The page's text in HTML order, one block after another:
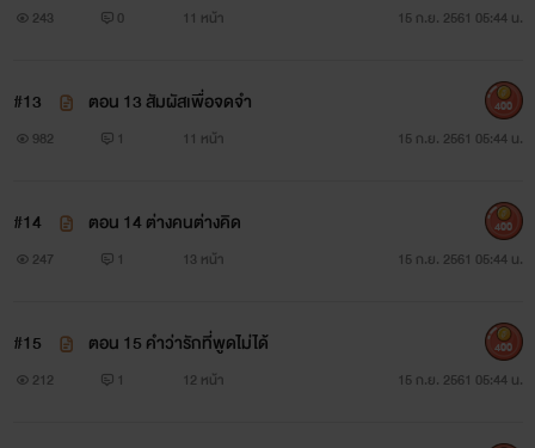
243 0 11 หน้า 15 ก.ย. 2561 05:44 น.
#13 ตอน 13 สัมผัสเพื่อจดจำ
982 1 11 หน้า 15 ก.ย. 2561 05:44 น.
400
#14 ตอน 14 ต่างคนต่างคิด
247 1 13 หน้า 15 ก.ย. 2561 05:44 น.
400
#15 ตอน 15 คำว่ารักที่พูดไม่ได้
212 1 12 หน้า 15 ก.ย. 2561 05:44 น.
400